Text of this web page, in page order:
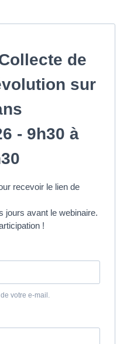
de
sur
- 9h30 à
recevoir le lien de
jours avant le webinaire.
!
votre e-mail.